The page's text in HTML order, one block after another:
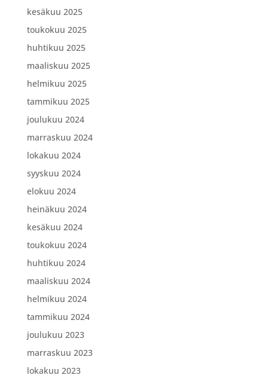
kesäkuu 2025
toukokuu 2025
huhtikuu 2025
maaliskuu 2025
helmikuu 2025
tammikuu 2025
joulukuu 2024
marraskuu 2024
lokakuu 2024
syyskuu 2024
elokuu 2024
heinäkuu 2024
kesäkuu 2024
toukokuu 2024
huhtikuu 2024
maaliskuu 2024
helmikuu 2024
tammikuu 2024
joulukuu 2023
marraskuu 2023
lokakuu 2023